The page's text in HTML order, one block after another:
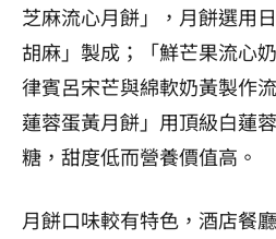
芝麻流心月餅」，月餅選用
胡麻」製成；「鮮芒果流心
律賓呂宋芒與綿軟奶黃製作
蓮蓉蛋黃月餅」用頂級白蓮
糖，甜度低而營養價值高。
月餅口味較有特色，酒店餐